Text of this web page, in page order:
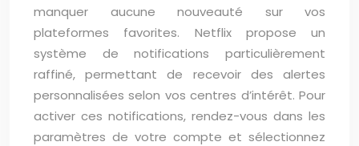
manquer aucune nouveauté sur vos
plateformes favorites. Netflix propose un
système de notifications particulièrement
raffiné, permettant de recevoir des alertes
personnalisées selon vos centres d’intérêt. Pour
activer ces notifications, rendez-vous dans les
paramètres de votre compte et sélectionnez